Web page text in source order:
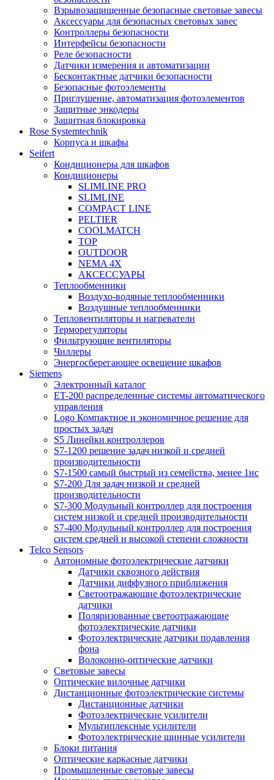
Взрывозащищенные безопасные световые завесы
Аксессуары для безопасных световых завес
Контроллеры безопасности
Интерфейсы безопасности
Реле безопасности
Датчики измерения и автоматизации
Бесконтактные датчики безопасности
Безопасные фотоэлементы
Приглушение, автоматизация фотоэлементов
Защитные энкодеры
Защитная блокировка
Rose Systemtechnik
Корпуса и шкафы
Seifert
Кондиционеры для шкафов
Кондиционеры
SLIMLINE PRO
SLIMLINE
COMPACT LINE
PELTIER
COOLMATCH
TOP
OUTDOOR
NEMA 4X
АКСЕССУАРЫ
Теплообменники
Воздухо-водяные теплообменники
Воздушные теплообменники
Тепловентиляторы и нагреватели
Терморегуляторы
Фильтрующие вентиляторы
Чиллеры
Энергосберегающее освещение шкафов
Siemens
Электронный каталог
ET-200 распределенные системы автоматического
управления
Logo Компактное и экономичное решение для
простых задач
S5 Линейки контроллеров
S7-1200 решение задач низкой и средней
производительности
S7-1500 самый быстрый из семейства, менее 1нс
S7-200 Для задач низкой и средней
производительности
S7-300 Модульный контроллер для построения
систем низкой и средней производительности
S7-400 Модульный контроллер для построения
систем средней и высокой степени сложности
Telco Sensors
Автономные фотоэлектрические датчики
Датчики сквозного действия
Датчики диффузного приближения
Светоотражающие фотоэлектрические
датчики
Поляризованные светоотражающие
фотоэлектрические датчики
Фотоэлектрические датчики подавления
фона
Волоконно-оптические датчики
Световые завесы
Оптические вилочные датчики
Дистанционные фотоэлектрические системы
Дистанционные датчики
Фотоэлектрические усилители
Мультиплексные усилители
Фотоэлектрические шинные усилители
Блоки питания
Оптические каркасные датчики
Промышленные световые завесы